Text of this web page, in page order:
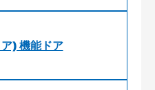
) 機能ドア